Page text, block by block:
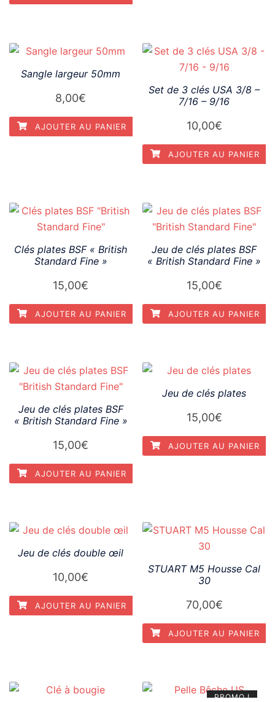
Sangle largeur 50mm
8,00€
AJOUTER AU PANIER
Set de 3 clés USA 3/8 –
7/16 – 9/16
10,00€
AJOUTER AU PANIER
Clés plates BSF « British
Standard Fine »
15,00€
AJOUTER AU PANIER
Jeu de clés plates BSF
« British Standard Fine »
15,00€
AJOUTER AU PANIER
Jeu de clés plates BSF
« British Standard Fine »
15,00€
AJOUTER AU PANIER
Jeu de clés plates
15,00€
AJOUTER AU PANIER
Jeu de clés double œil
10,00€
AJOUTER AU PANIER
STUART M5 Housse Cal
30
70,00€
AJOUTER AU PANIER
PROMO !